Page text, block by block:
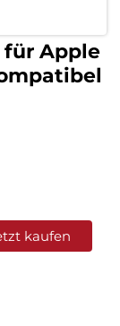
für Apple
kaufen